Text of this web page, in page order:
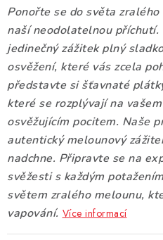
PŘÍSLUŠENSTVÍ
ZNAČKY
Vše o nákupu Jak reklamovat
Kontakty
Prodejny Volná
Ponořte se do světa
naší neodolatelnou příchutí.
jedinečný zážitek plný
osvěžení, které vás zcela
představte si šťavnaté
které se rozplývají na
osvěžujícím pocitem. Naše
autentický melounový
nadchne. Připravte se na
svěžesti s každým
světem zralého melounu,
vapování. Více informací